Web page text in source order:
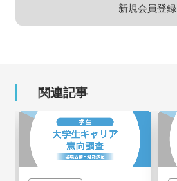
新規会員登録
関連記事